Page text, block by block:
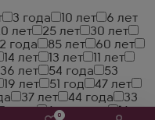
0
3 года 10 лет
6 лет
лет 25 лет
30 лет
2 года 85 лет
60 лет
14 лет 13 лет
11 лет
36 лет 54 года
53
19 лет 51 год
47 лет
37 лет 44 года
33
6 месяцев